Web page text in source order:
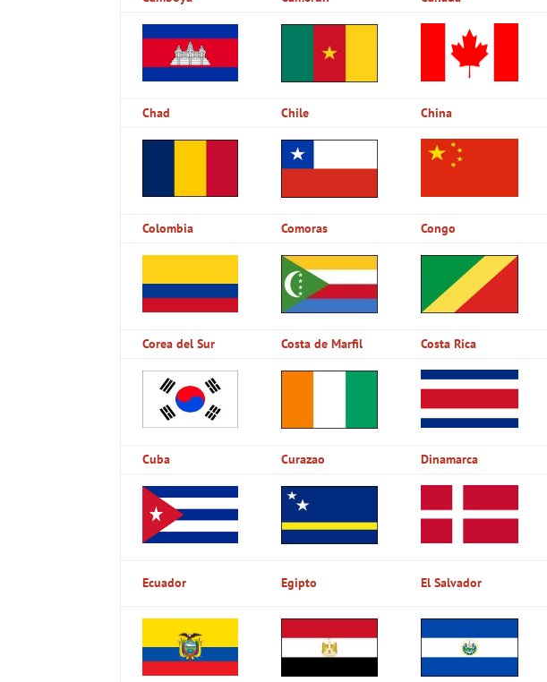
Chad Chile China
Colombia Comoras Congo
Corea del Sur Costa de Marfil Costa Rica
Cuba Curazao Dinamarca
Ecuador Egipto El Salvador